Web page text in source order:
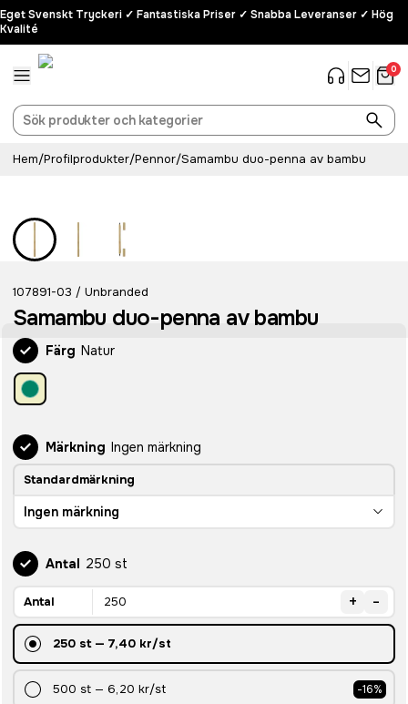
Eget Svenskt Tryckeri ✓ Fantastiska Priser ✓ Snabba Leveranser ✓ Hög
Kvalité
0
Hem/Profilprodukter/Pennor/Samambu duo-penna av bambu
107891-03 / Unbranded
Samambu duo-penna av bambu
Färg Natur
Märkning Ingen märkning
Standardmärkning
Ingen märkning
Antal 250 st
Antal + -
250 st— 7,40 kr/st
500 st — 6,20 kr/st -16%